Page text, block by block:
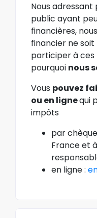
Nous
public ayant
financières,
financier ne
participer à ces
pourquoi nous
Vous pouvez
ou en lignequi
impôts
par
France et
en ligne :